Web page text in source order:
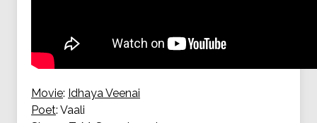
Movie: Idhaya Veenai
Poet: Vaali